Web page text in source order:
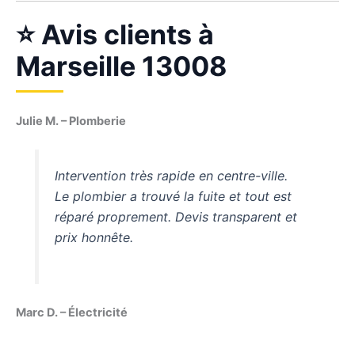
⭐ Avis clients à
Marseille 13008
Julie M. – Plomberie
Intervention très rapide en centre-ville.
Le plombier a trouvé la fuite et tout est
réparé proprement. Devis transparent et
prix honnête.
Marc D. – Électricité